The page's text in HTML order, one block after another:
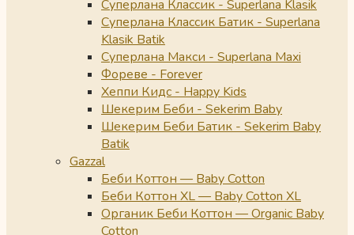
Суперлана Классик - Superlana Klasik
Суперлана Классик Батик - Superlana
Klasik Batik
Суперлана Макси - Superlana Maxi
Фореве - Forever
Хеппи Кидс - Happy Kids
Шекерим Беби - Sekerim Baby
Шекерим Беби Батик - Sekerim Baby
Batik
Gazzal
Беби Коттон — Baby Cotton
Беби Коттон XL — Baby Cotton XL
Органик Беби Коттон — Organic Baby
Cotton